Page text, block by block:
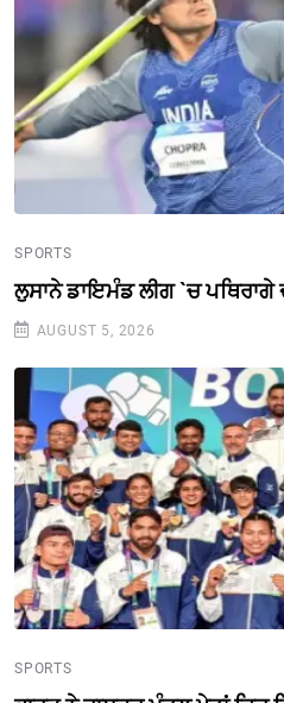
SPORTS
ਲੁਸਾਨੇ ਡਾਇਮੰਡ ਲੀਗ `ਚ ਪਥਿਰਾਗੇ
AUGUST 5, 2026
SPORTS